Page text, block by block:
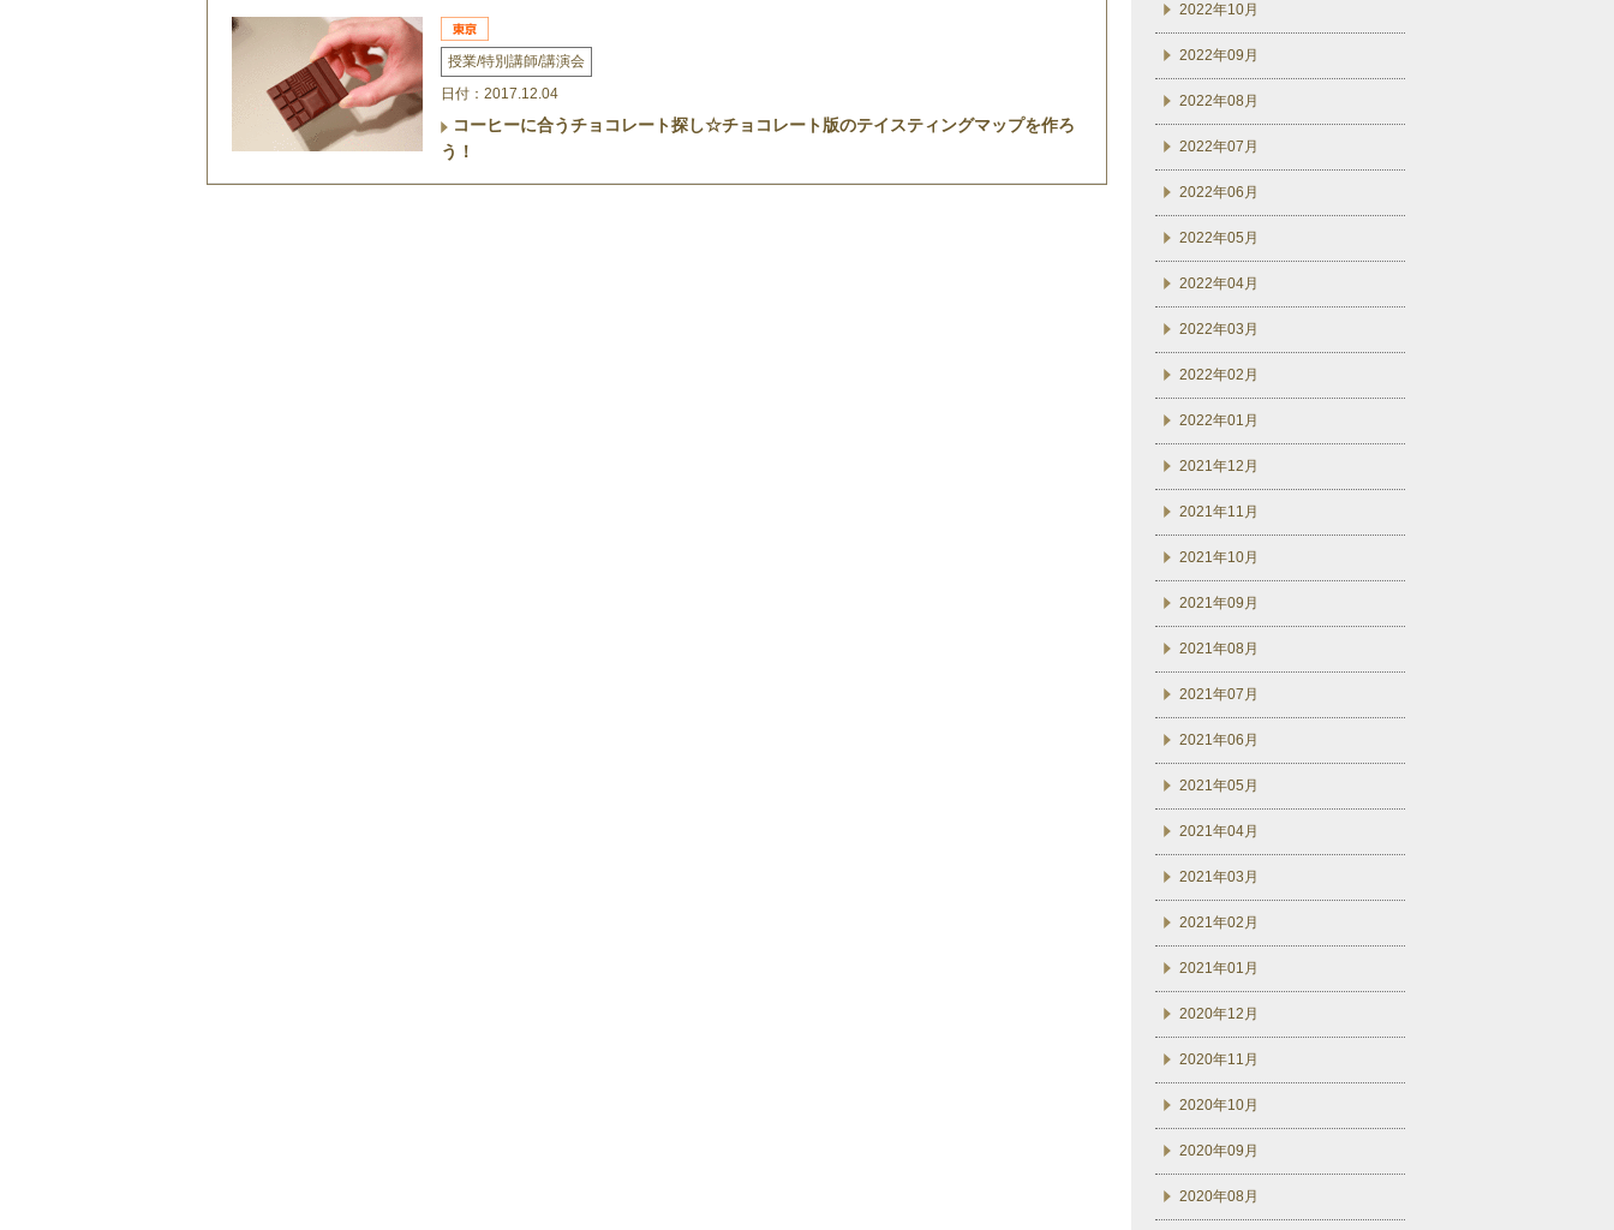
授業/特別講師/講演会
日付：2017.12.04
コーヒーに合うチョコレート探し☆チョコレート版のテイスティングマップを作ろ
う！
2022年10月
2022年09月
2022年08月
2022年07月
2022年06月
2022年05月
2022年04月
2022年03月
2022年02月
2022年01月
2021年12月
2021年11月
2021年10月
2021年09月
2021年08月
2021年07月
2021年06月
2021年05月
2021年04月
2021年03月
2021年02月
2021年01月
2020年12月
2020年11月
2020年10月
2020年09月
2020年08月